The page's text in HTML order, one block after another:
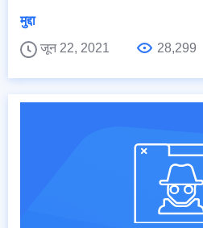
मुद्दा
जून 22, 2021
28,299